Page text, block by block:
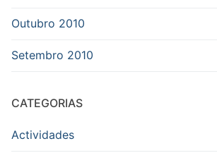
Outubro 2010
Setembro 2010
CATEGORIAS
Actividades